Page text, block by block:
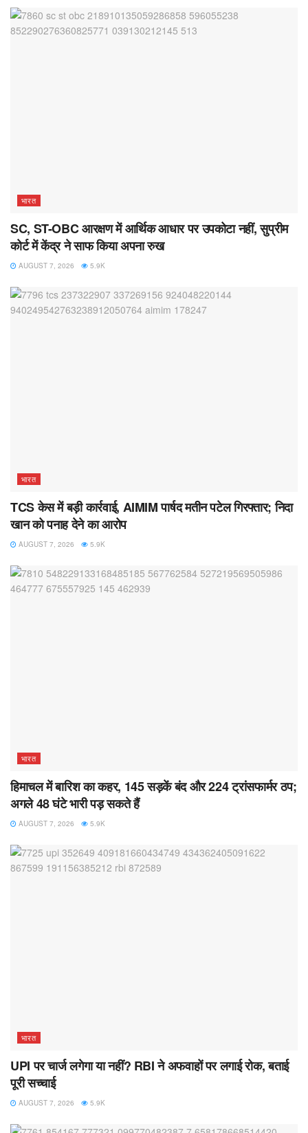
भारत
SC, ST-OBC आरक्षण में आर्थिक आधार पर उपकोटा नहीं, सुप्रीम
कोर्ट में केंद्र ने साफ किया अपना रुख
AUGUST 7, 2026 5.9K
भारत
TCS केस में बड़ी कार्रवाई, AIMIM पार्षद मतीन पटेल गिरफ्तार; निदा
खान को पनाह देने का आरोप
AUGUST 7, 2026 5.9K
भारत
हिमाचल में बारिश का कहर, 145 सड़कें बंद और 224 ट्रांसफार्मर ठप;
अगले 48 घंटे भारी पड़ सकते हैं
AUGUST 7, 2026 5.9K
भारत
UPI पर चार्ज लगेगा या नहीं? RBI ने अफवाहों पर लगाई रोक, बताई
पूरी सच्चाई
AUGUST 7, 2026 5.9K